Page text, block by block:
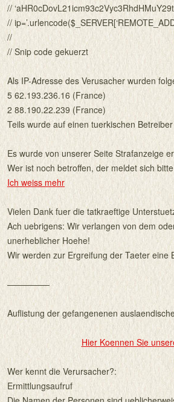
//
//
//
// Snip code gekuerzt
Als IP-Adresse des Verusacher wurden
5 62.193.236.16 (France)
2 88.190.22.239 (France)
Teils wurde auf einen tuerkischen
Es wurde von unserer Seite Strafanzeige
Wer ist noch betroffen, der meldet sich
Ich weiss mehr
Vielen Dank fuer die tatkraeftige
Ach uebrigens: Wir verlangen von dem
unerheblicher Hoehe!
Wir werden zur Ergreifung der Taeter eine
—————
Auflistung der gefangenenen
Hier Koennen Sie
Wer kennt die Verursacher?:
Ermittlungsaufruf